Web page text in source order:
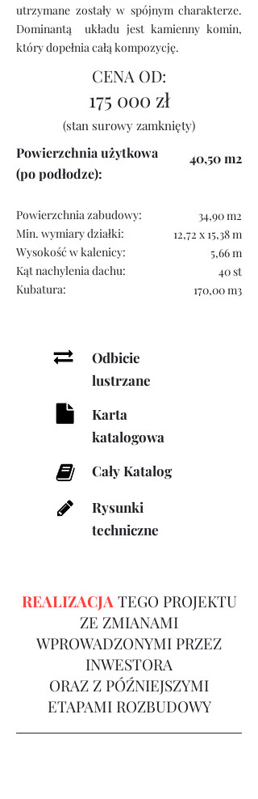
utrzymane zostały w spójnym charakterze.
Dominantą układu jest kamienny komin,
który dopełnia całą kompozycję.
CENA OD:
175 000 zł
(stan surowy zamknięty)
Powierzchnia użytkowa
(po podłodze):
Powierzchnia zabudowy:
Min. wymiary działki:
Wysokość w kalenicy:
Kąt nachylenia dachu:
Kubatura:
40,50 m2
34,90 m2
12,72 x 15,38 m
5,66 m
40 st
170,00 m3
Odbicie
lustrzane
Karta
katalogowa
Cały Katalog
Rysunki
techniczne
REALIZACJA TEGO PROJEKTU
ZE ZMIANAMI
WPROWADZONYMI PRZEZ
INWESTORA
ORAZ Z PÓŹNIEJSZYMI
ETAPAMI ROZBUDOWY